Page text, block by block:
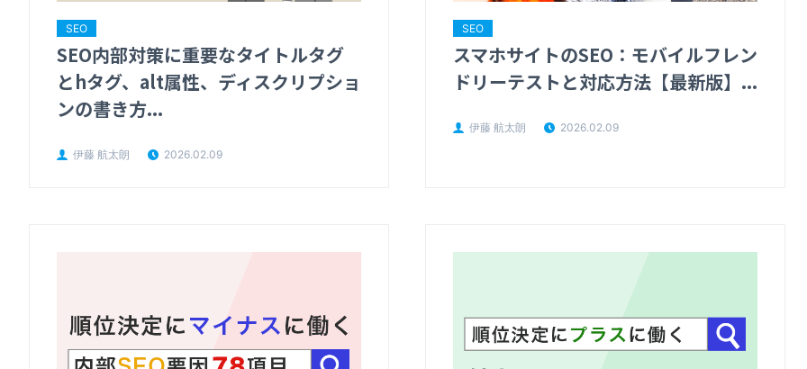
SEO
SEO内部対策に重要なタイトルタグ
とhタグ、alt属性、ディスクリプショ
ンの書き方...
伊藤 航太朗 2026.02.09
SEO
スマホサイトのSEO：モバイルフレン
ドリーテストと対応方法【最新版】...
伊藤 航太朗 2026.02.09